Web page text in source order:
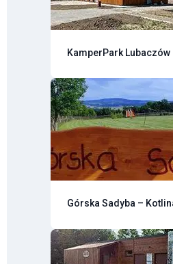
KamperPark Lubaczów
Górska Sadyba –